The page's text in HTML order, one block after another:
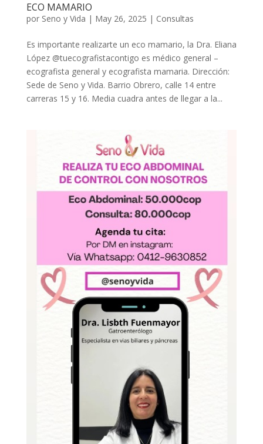
ECO MAMARIO
por Seno y Vida | May 26, 2025 | Consultas
Es importante realizarte un eco mamario, la Dra. Eliana
López @tuecografistacontigo es médico general –
ecografista general y ecografista mamaria. Dirección:
Sede de Seno y Vida. Barrio Obrero, calle 14 entre
carreras 15 y 16. Media cuadra antes de llegar a la...